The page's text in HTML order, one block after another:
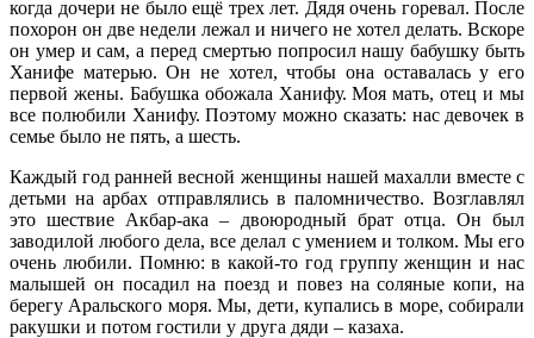
когда дочери не было ещё трех лет. Дядя очень горевал. После
похорон он две недели лежал и ничего не хотел делать. Вскоре
он умер и сам, а перед смертью попросил нашу бабушку быть
Ханифе матерью. Он не хотел, чтобы она оставалась у его
первой жены. Бабушка обожала Ханифу. Моя мать, отец и мы
все полюбили Ханифу. Поэтому можно сказать: нас девочек в
семье было не пять, а шесть.
Каждый год ранней весной женщины нашей махалли вместе с
детьми на арбах отправлялись в паломничество. Возглавлял
это шествие Акбар-ака – двоюродный брат отца. Он был
заводилой любого дела, все делал с умением и толком. Мы его
очень любили. Помню: в какой-то год группу женщин и нас
малышей он посадил на поезд и повез на соляные копи, на
берегу Аральского моря. Мы, дети, купались в море, собирали
ракушки и потом гостили у друга дяди – казаха.